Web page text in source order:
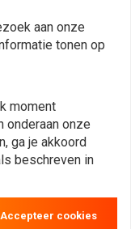
aan onze
tonen op
moment
onderaan onze
ga je akkoord
beschreven in
Accepteer cookies